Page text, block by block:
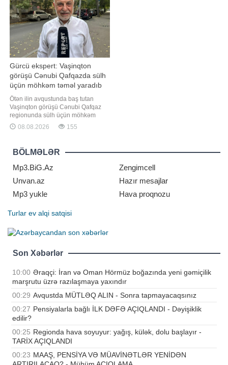
Gürcü ekspert: Vaşinqton
görüşü Cənubi Qafqazda sülh
üçün möhkəm təməl yaradıb
Ötən ilin avqustunda baş tutan
Vaşinqton görüşü Cənubi Qafqaz
regionunda sülh üçün möhkəm
təməl yaradıb. Bunu "Report"un
yerli bürosuna açıqlamasında
Mərkəzinin (GSAM) rəhbəri, siyasi
şərhçi Valeri Çeçelaşvili deyib. O,
Vaşinqton görüşünü bütövlükdə
bölgə üçü
08.08.2026 155
BÖLMƏLƏR
Mp3.BiG.Az
Zengimcell
Unvan.az
Hazır mesajlar
Mp3 yukle
Hava proqnozu
Turlar ev alqi satqisi
Son Xəbərlər
10:00 Əraqçi: İran və Oman Hörmüz boğazında yeni gəmiçilik
marşrutu üzrə razılaşmaya yaxındır
00:29 Avqustda MÜTLƏQ ALIN - Sonra tapmayacaqsınız
00:27 Pensiyalarla bağlı İLK DƏFƏ AÇIQLANDI - Dəyişiklik
edilir?
00:25 Regionda hava soyuyur: yağış, külək, dolu başlayır -
TARİX AÇIQLANDI
00:23 MAAŞ, PENSİYA VƏ MÜAVİNƏTLƏR YENİDƏN